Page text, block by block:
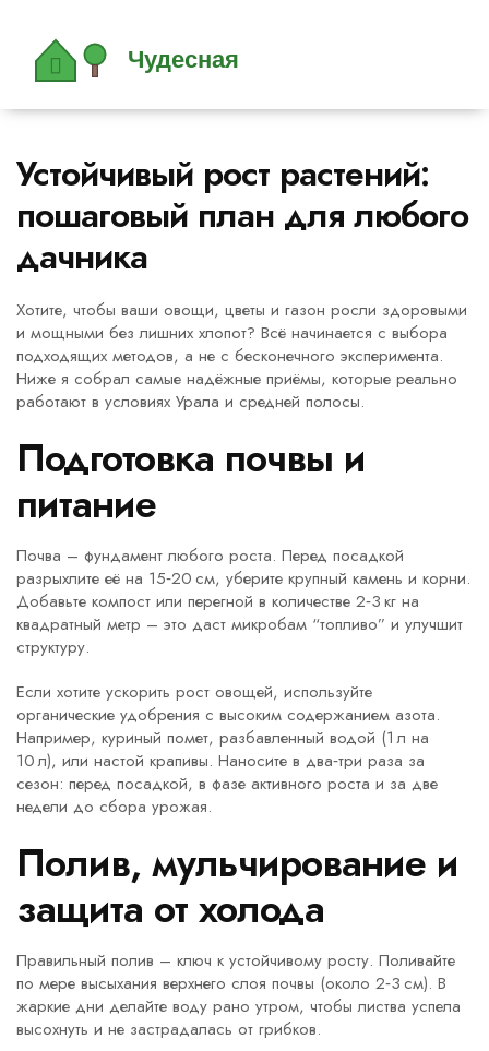
Устойчивый рост растений:
пошаговый план для любого
дачника
Хотите, чтобы ваши овощи, цветы и газон росли здоровыми
и мощными без лишних хлопот? Всё начинается с выбора
подходящих методов, а не с бесконечного эксперимента.
Ниже я собрал самые надёжные приёмы, которые реально
работают в условиях Урала и средней полосы.
Подготовка почвы и
питание
Почва – фундамент любого роста. Перед посадкой
разрыхлите её на 15‑20 см, уберите крупный камень и корни.
Добавьте компост или перегной в количестве 2‑3 кг на
квадратный метр – это даст микробам “топливо” и улучшит
структуру.
Если хотите ускорить рост овощей, используйте
органические удобрения с высоким содержанием азота.
Например, куриный помет, разбавленный водой (1 л на
10 л), или настой крапивы. Наносите в два‑три раза за
сезон: перед посадкой, в фазе активного роста и за две
недели до сбора урожая.
Полив, мульчирование и
защита от холода
Правильный полив – ключ к устойчивому росту. Поливайте
по мере высыхания верхнего слоя почвы (около 2‑3 см). В
жаркие дни делайте воду рано утром, чтобы листва успела
высохнуть и не застрадалась от грибков.